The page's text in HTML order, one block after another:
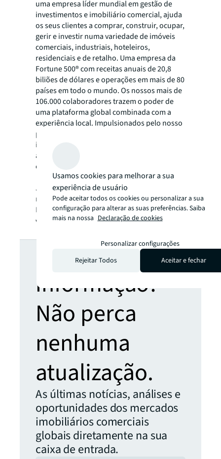
uma empresa líder mundial em gestão de
investimentos e imobiliário comercial, ajuda
os seus clientes a comprar, construir, ocupar,
gerir e investir numa variedade de imóveis
comerciais, industriais, hoteleiros,
residenciais e de retalho. Uma empresa da
Fortune 500® com receitas anuais de 20,8
biliões de dólares e operações em mais de 80
países em todo o mundo. Os nossos mais de
106.000 colaboradores trazem o poder de
uma plataforma global combinada com a
experiência local. Impulsionados pelo nosso
propósito de construir o futuro do
imobiliário para um mundo melhor,
ajudamos os nossos clientes, pessoas e
comunidades: SEE A BRIGHTER WAY.
JLL é a designação e marca comercial
registada pela Jones Lang LaSalle
Incorporated. Para mais informações,
visitejll.com
Procura mais
informação?
Não perca
nenhuma
atualização.
As últimas notícias, análises e
oportunidades dos mercados
imobiliários comerciais
globais diretamente na sua
caixa de entrada.
Usamos cookies para melhorar a sua
experiência de usuário
Pode aceitar todos os cookies ou personalizar a sua
configuração para alterar as suas preferências. Saiba
mais na nossa Declaração de cookies
Personalizar configurações
Rejeitar Todos
Aceitar e fechar